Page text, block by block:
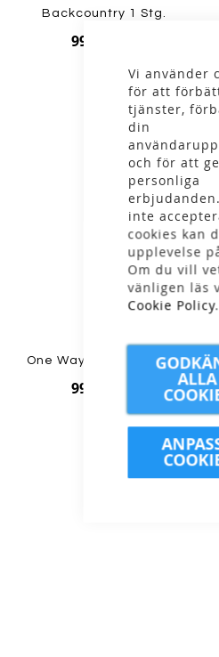
Vi använder
för att
tjänster,
din
och för att ge
personliga
inte
cookies kan
upplevelse
Om du vill
vänligen läs
Cookie Policy.
ALLA
Backcountry 1 Stg.
999,00 kr
One Way - BC Mountain
999,00 kr